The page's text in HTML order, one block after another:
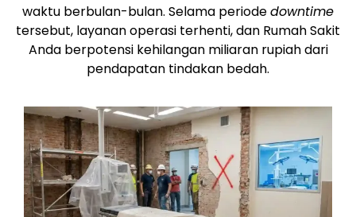
waktu berbulan-bulan. Selama periodedowntime
tersebut, layanan operasi terhenti, dan Rumah Sakit
Anda berpotensi kehilangan miliaran rupiah dari
pendapatan tindakan bedah.